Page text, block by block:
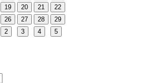
19 20 21
22
26 27 28
29
2 3 4 5